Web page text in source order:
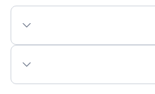
(
1402/11/23
)